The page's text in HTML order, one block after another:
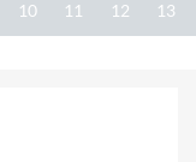
10 11 12 13